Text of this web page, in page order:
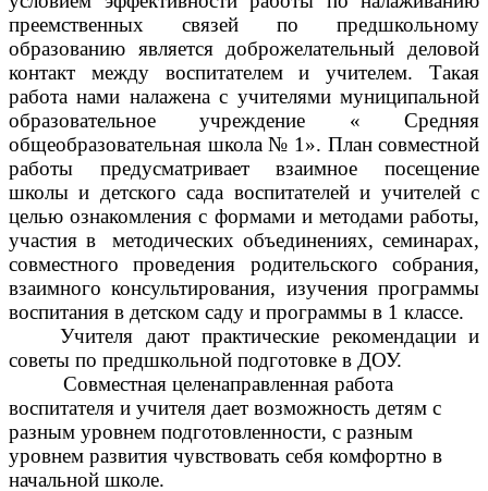
преемственных связей по предшкольному
образованию является доброжелательный деловой
контакт между воспитателем и учителем. Такая
работа нами налажена с учителями муниципальной
образовательное учреждение « Средняя
общеобразовательная школа № 1». План совместной
работы предусматривает взаимное посещение
школы и детского сада воспитателей и учителей с
целью ознакомления с формами и методами работы,
участия в методических объединениях, семинарах,
совместного проведения родительского собрания,
взаимного консультирования, изучения программы
воспитания в детском саду и программы в 1 классе.
Учителя дают практические рекомендации и
советы по предшкольной подготовке в ДОУ.
Совместная целенаправленная работа
воспитателя и учителя дает возможность детям с
разным уровнем подготовленности, с разным
уровнем развития чувствовать себя комфортно в
начальной школе.